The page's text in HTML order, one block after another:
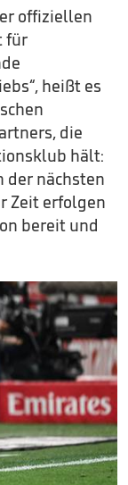
offiziellen
für
heißt es
die
hält:
der nächsten
Zeit erfolgen
bereit und